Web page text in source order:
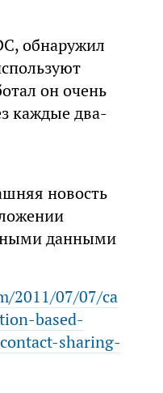
обнаружил
он очень
каждые два-
новость
данными
2011/07/07/ca
based-
sharing-